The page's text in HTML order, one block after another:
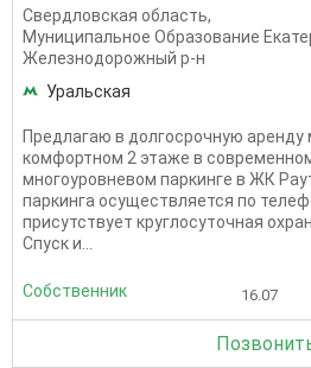
Свердловская область,
Муниципальное Образование
Железнодорожный р-н
Уральская
Предлагаю в долгосрочную
комфортном 2 этаже в
многоуровневом паркинге в ЖК
паркинга осуществляется по
присутствует круглосуточная
Спуск и...
Собственник 16.07